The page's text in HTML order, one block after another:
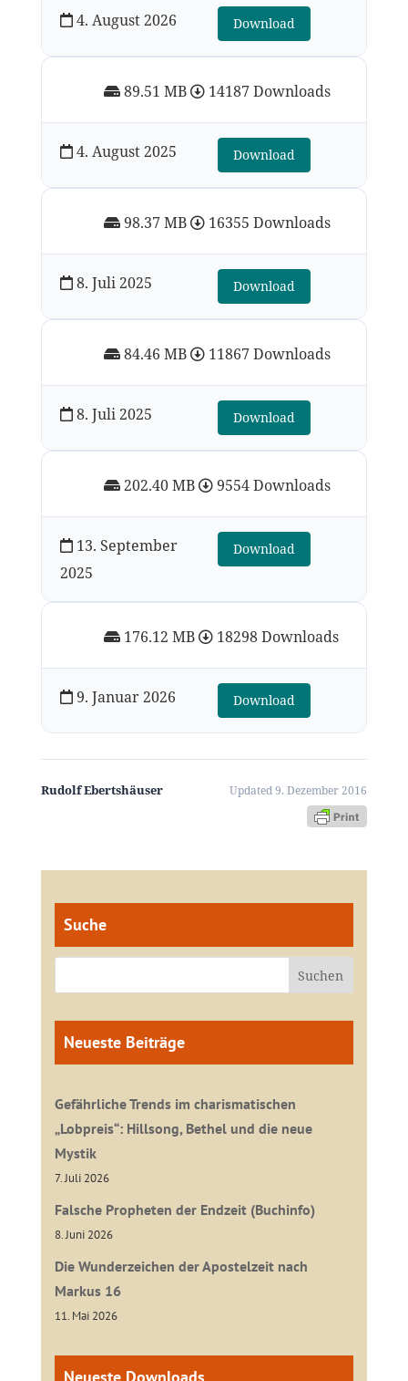
4. August 2026 Download
176.12 MB 18298 Downloads
9. Januar 2026 Download
202.40 MB 9554 Downloads
13. September
2025
Download
89.51 MB 14187 Downloads
4. August 2025 Download
98.37 MB 16355 Downloads
8. Juli 2025 Download
84.46 MB 11867 Downloads
8. Juli 2025 Download
Rudolf Ebertshäuser Updated 9. Dezember 2016
Suche
Neueste Beiträge
Gefährliche Trends im charismatischen
„Lobpreis“: Hillsong, Bethel und die neue
Mystik
7. Juli 2026
Falsche Propheten der Endzeit (Buchinfo)
8. Juni 2026
Die Wunderzeichen der Apostelzeit nach
Markus 16
11. Mai 2026